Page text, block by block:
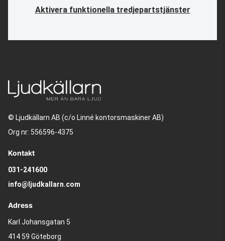
Aktivera funktionella tredjepartstjänster
© Ljudkällarn AB (c/o Linné kontorsmaskiner AB)
Org nr: 556596-4375
Kontakt
031-241600
info@ljudkallarn.com
Adress
Karl Johansgatan 5
414 59 Göteborg